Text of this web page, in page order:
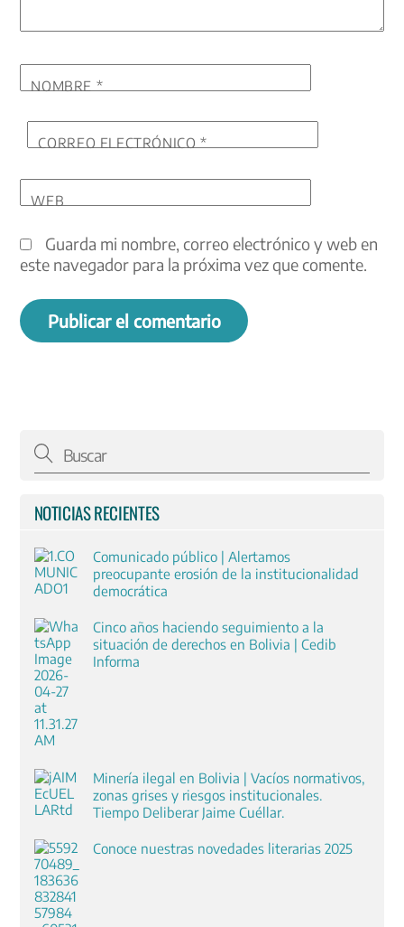
NOMBRE *
CORREO ELECTRÓNICO*
WEB
Guarda mi nombre, correo electrónico y web en
este navegador para la próxima vez que comente.
NOTICIAS RECIENTES
Comunicado público | Alertamos
preocupante erosión de la institucionalidad
democrática
Cinco años haciendo seguimiento a la
situación de derechos en Bolivia | Cedib
Informa
Minería ilegal en Bolivia | Vacíos normativos,
zonas grises y riesgos institucionales.
Tiempo Deliberar Jaime Cuéllar.
Conoce nuestras novedades literarias 2025